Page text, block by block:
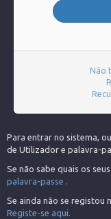
Não
Para entrar no sistema,
de Utilizador e palavra-
Se não sabe quais os
palavra-passe .
Se ainda não se registou
Registe-se aqui.